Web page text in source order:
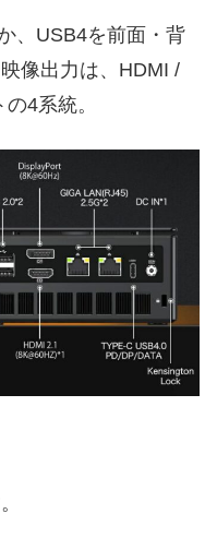
、USB4を前面・背
像出力は、HDMI /
4系統。